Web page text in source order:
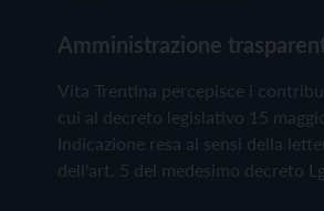
Amministrazione
Vita Trentina percepisce i
cui al decreto legislativo 15
Indicazione resa ai sensi della
dell'art. 5 del medesimo decreto